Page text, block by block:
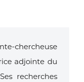
chercheuse
adjointe du
recherches